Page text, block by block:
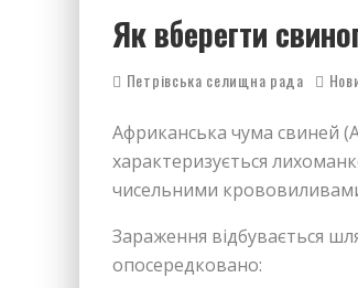
Як вберегти
Петрівська селищна рада
Африканська чума свиней
характеризується
чисельними
Зараження відбувається
опосередковано: